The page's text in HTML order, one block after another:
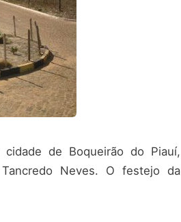
de Boqueirão do Piauí,
Neves. O festejo da